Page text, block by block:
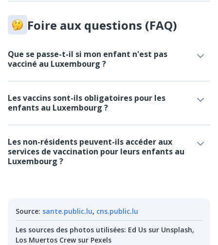
Foire aux questions (FAQ)
Que se passe-t-il si mon enfant n'est pas
vacciné au Luxembourg ?
Les vaccins sont-ils obligatoires pour les
enfants au Luxembourg ?
Les non-résidents peuvent-ils accéder aux
services de vaccination pour leurs enfants au
Luxembourg ?
Source: sante.public.lu, cns.public.lu
Les sources des photos utilisées: Ed Us sur Unsplash,
Los Muertos Crew sur Pexels